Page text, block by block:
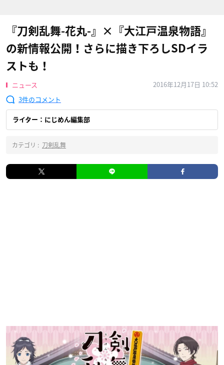
『刀剣乱舞-花丸-』×『大江戸温泉物語』
の新情報公開！さらに描き下ろしSDイラ
ストも！
ニュース
2016年12月17日 10:52
3
ライター：にじめん編集部
カテゴリ : 刀剣乱舞